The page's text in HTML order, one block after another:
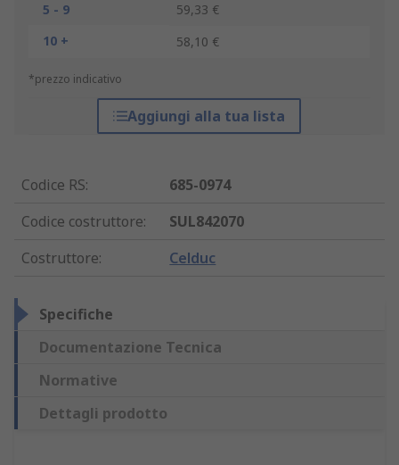
5 - 9
59,33 €
10 +
58,10 €
*prezzo indicativo
Aggiungi alla tua lista
Codice RS:
685-0974
Codice costruttore:
SUL842070
Costruttore: Celduc
Specifiche
Documentazione Tecnica
Normative
Dettagli prodotto